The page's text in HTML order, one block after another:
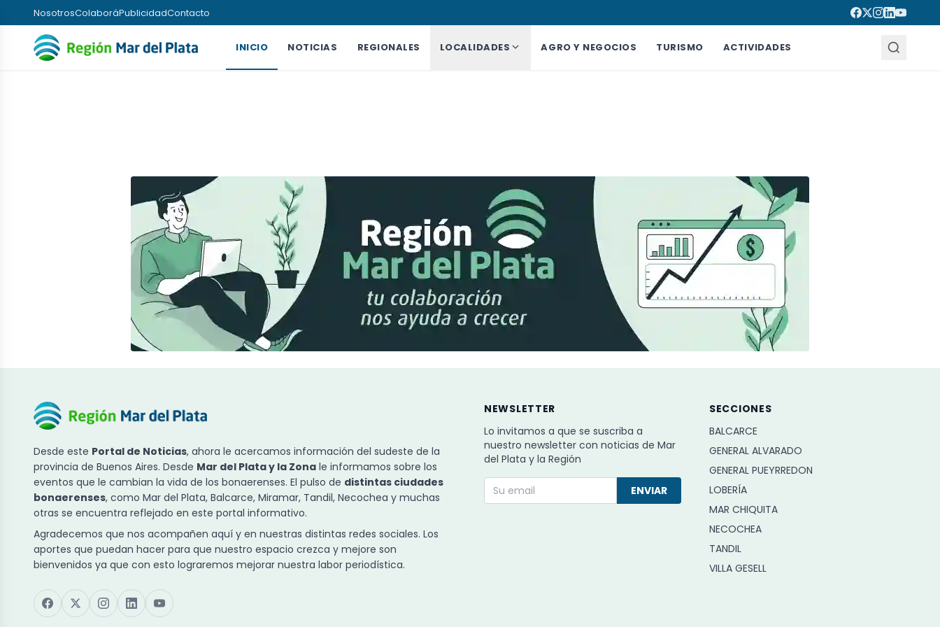
NosotrosColaboráPublicidadContacto
INICIO NOTICIAS REGIONALES LOCALIDADES AGRO Y NEGOCIOS TURISMO ACTIVIDADES
Desde este Portal de Noticias, ahora le acercamos información del sudeste de la
provincia de Buenos Aires. Desde Mar del Plata y la Zona le informamos sobre los
eventos que le cambian la vida de los bonaerenses. El pulso de distintas ciudades
bonaerenses, como Mar del Plata, Balcarce, Miramar, Tandil, Necochea y muchas
otras se encuentra reflejado en este portal informativo.
Agradecemos que nos acompañen aquí y en nuestras distintas redes sociales. Los
aportes que puedan hacer para que nuestro espacio crezca y mejore son
bienvenidos ya que con esto lograremos mejorar nuestra labor periodística.
NEWSLETTER
Lo invitamos a que se suscriba a
nuestro newsletter con noticias de Mar
del Plata y la Región
ENVIAR
SECCIONES
BALCARCE
GENERAL ALVARADO
GENERAL PUEYRREDON
LOBERÍA
MAR CHIQUITA
NECOCHEA
TANDIL
VILLA GESELL